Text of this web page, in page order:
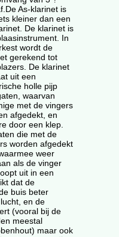
As-klarinet is
kleiner dan een
De klarinet is
In
wordt de
gerekend tot
De klarinet
uit een
holle pijp
waarvan
met de vingers
afgedekt, en
door een klep.
die met de
worden afgedekt
weer
als de vinger
uit in een
dat de
buis beter
en de
(vooral bij de
meestal
maar ook